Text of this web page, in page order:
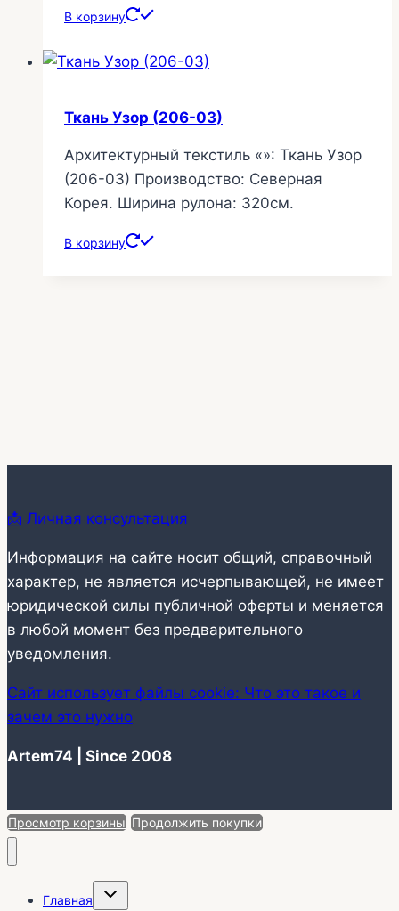
В корзину
Ткань Узор (206-03)
Архитектурный текстиль «»: Ткань Узор
(206-03) Производство: Северная
Корея. Ширина рулона: 320см.
В корзину
📩 Личная консультация
Информация на сайте носит общий, справочный
характер, не является исчерпывающей, не имеет
юридической силы публичной оферты и меняется
в любой момент без предварительного
уведомления.
Сайт использует файлы cookie: Что это такое и
зачем это нужно
Artem74 | Since 2008
Просмотр корзины Продолжить покупки
Главная
Переключить